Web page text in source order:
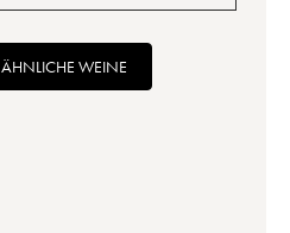
ÄHNLICHE WEINE